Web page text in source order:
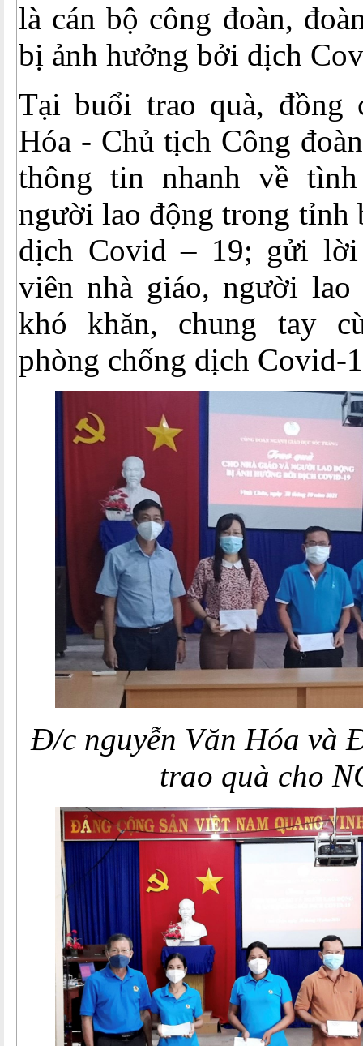
là cán bộ công đoàn,
bị ảnh hưởng bởi dịch
Tại buổi trao quà, đồng
Hóa - Chủ tịch Công
thông tin nhanh về
người lao động trong tỉnh
dịch Covid – 19; gửi lời
viên nhà giáo, người lao
khó khăn, chung tay
phòng chống dịch Covid-
Đ/c nguyễn Văn Hóa và
trao quà cho